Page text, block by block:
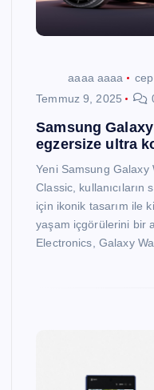
aaaa aaaa
Temmuz 9, 2025
Samsung
egzersize ultra
Yeni Samsung Galaxy
Classic,
için ikonik tasarım ile
yaşam içgörülerini bir
Electronics, Galaxy